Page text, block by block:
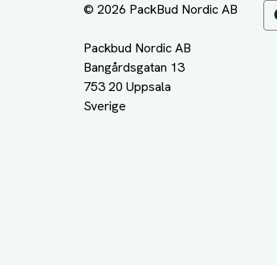
© 2026 PackBud Nordic AB
Packbud Nordic AB
Bangårdsgatan 13
753 20 Uppsala